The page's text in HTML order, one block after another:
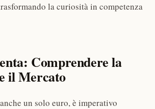
la curiosità in competenza
Comprendere la
il Mercato
un solo euro, è imperativo